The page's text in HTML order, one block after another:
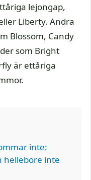
lejongap,
Liberty. Andra
Blossom, Candy
som Bright
är ettåriga
inte:
hellebore inte